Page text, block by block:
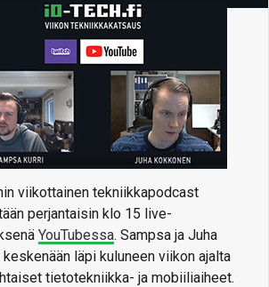
viikottainen tekniikkapodcast
perjantaisin klo 15 live-
YouTubessa. Sampsa ja Juha
läpi kuluneen viikon ajalta
tietotekniikka- ja mobiiliaiheet.